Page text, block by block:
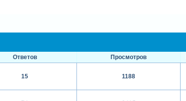
Ответов Просмотров
15 1188